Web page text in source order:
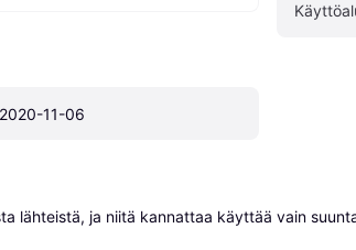
2020-11-06
lähteistä, ja niitä kannattaa käyttää vain